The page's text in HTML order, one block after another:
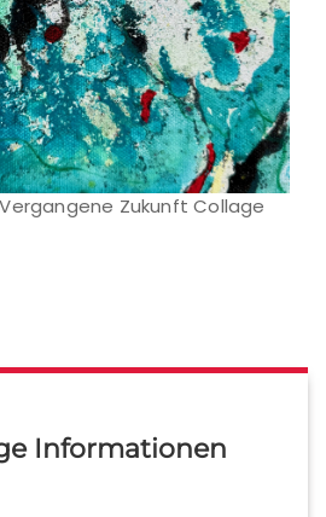
Zukunft Collage
Informationen